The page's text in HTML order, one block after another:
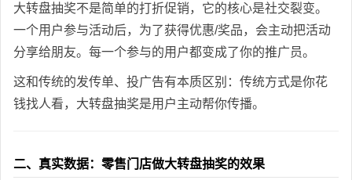
大转盘抽奖不是简单的打折促销，它的核心是社交裂变。
一个用户参与活动后，为了获得优惠/奖品，会主动把活动
分享给朋友。每一个参与的用户都变成了你的推广员。
这和传统的发传单、投广告有本质区别：传统方式是你花
钱找人看，大转盘抽奖是用户主动帮你传播。
二、真实数据：零售门店做大转盘抽奖的效果